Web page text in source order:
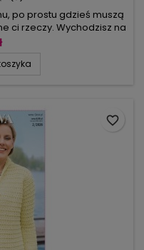
po prostu gdzieś muszą
ci rzeczy. Wychodzisz na
torebka do ręki,
zestawu.Dlatego w
favorite_border